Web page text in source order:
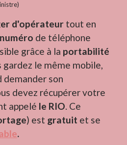
d'opérateur tout en
de téléphone
grâce à la portabilité
gardez le même mobile,
demander son
devez récupérer votre
appelé le RIO. Ce
) est gratuit et se
.